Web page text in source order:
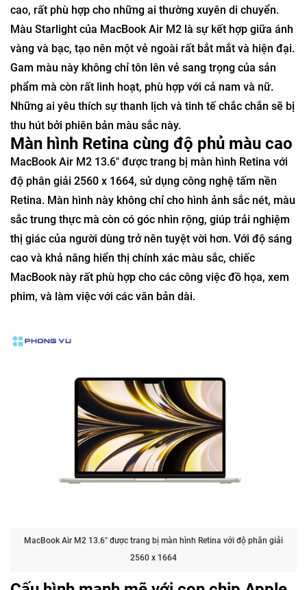
cao, rất phù hợp cho những ai thường xuyên di chuyển.
Màu Starlight của MacBook Air M2 là sự kết hợp giữa ánh
vàng và bạc, tạo nên một vẻ ngoài rất bắt mắt và hiện đại.
Gam màu này không chỉ tôn lên vẻ sang trọng của sản
phẩm mà còn rất linh hoạt, phù hợp với cả nam và nữ.
Những ai yêu thích sự thanh lịch và tinh tế chắc chắn sẽ bị
thu hút bởi phiên bản màu sắc này.
Màn hình Retina cùng độ phủ màu cao
MacBook Air M2 13.6" được trang bị màn hình Retina với
độ phân giải 2560 x 1664, sử dụng công nghệ tấm nền
Retina. Màn hình này không chỉ cho hình ảnh sắc nét, màu
sắc trung thực mà còn có góc nhìn rộng, giúp trải nghiệm
thị giác của người dùng trở nên tuyệt vời hơn. Với độ sáng
cao và khả năng hiển thị chính xác màu sắc, chiếc
MacBook này rất phù hợp cho các công việc đồ họa, xem
phim, và làm việc với các văn bản dài.
MacBook Air M2 13.6" được trang bị màn hình Retina với độ phân giải
2560 x 1664